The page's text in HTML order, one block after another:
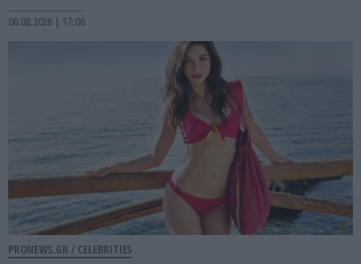
06.08.2026 | 17:06
PRONEWS.GR / CELEBRITIES